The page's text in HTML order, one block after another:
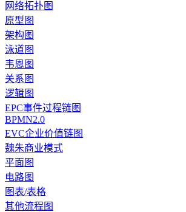
网络拓扑图
原型图
架构图
泳道图
韦恩图
关系图
逻辑图
EPC事件过程链图
BPMN2.0
EVC企业价值链图
魏朱商业模式
平面图
电路图
图表/表格
其他流程图